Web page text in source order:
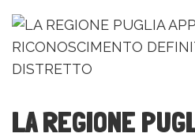
LA REGIONE